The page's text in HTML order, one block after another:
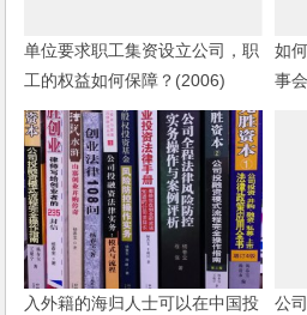
单位要求职工集资设立公司，职
工的权益如何保障？(2006)
如
事
入外籍的海归人士可以在中国投
公